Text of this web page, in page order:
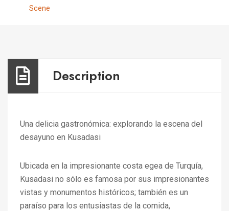
Scene
Description
Una delicia gastronómica: explorando la escena del
desayuno en Kusadasi
Ubicada en la impresionante costa egea de Turquía,
Kusadasi no sólo es famosa por sus impresionantes
vistas y monumentos históricos; también es un
paraíso para los entusiastas de la comida,